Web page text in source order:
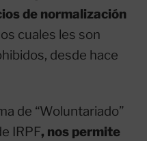
de normalización
cuales les son
desde hace
de “Woluntariado”
IRPF, nos permite